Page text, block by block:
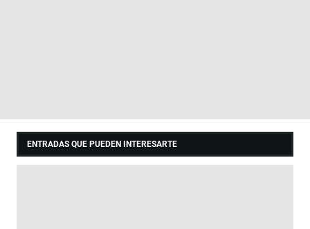
ENTRADAS QUE PUEDEN INTERESARTE